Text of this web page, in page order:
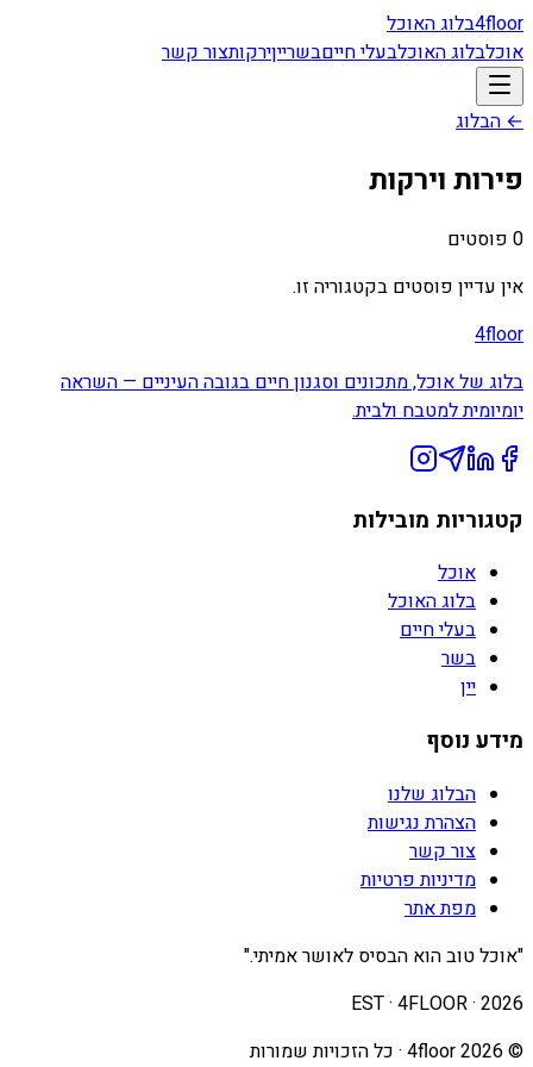
4floor בלוג האוכל
אוכלבלוג האוכלבעלי חייםבשרייןירקותצור קשר
← הבלוג
פירות וירקות
0 פוסטים
אין עדיין פוסטים בקטגוריה זו.
4floor
בלוג של אוכל, מתכונים וסגנון חיים בגובה העיניים — השראה
יומיומית למטבח ולבית.
קטגוריות מובילות
אוכל
בלוג האוכל
בעלי חיים
בשר
יין
מידע נוסף
הבלוג שלנו
הצהרת נגישות
צור קשר
מדיניות פרטיות
מפת אתר
"אוכל טוב הוא הבסיס לאושר אמיתי."
EST · 4FLOOR · 2026
©
2026